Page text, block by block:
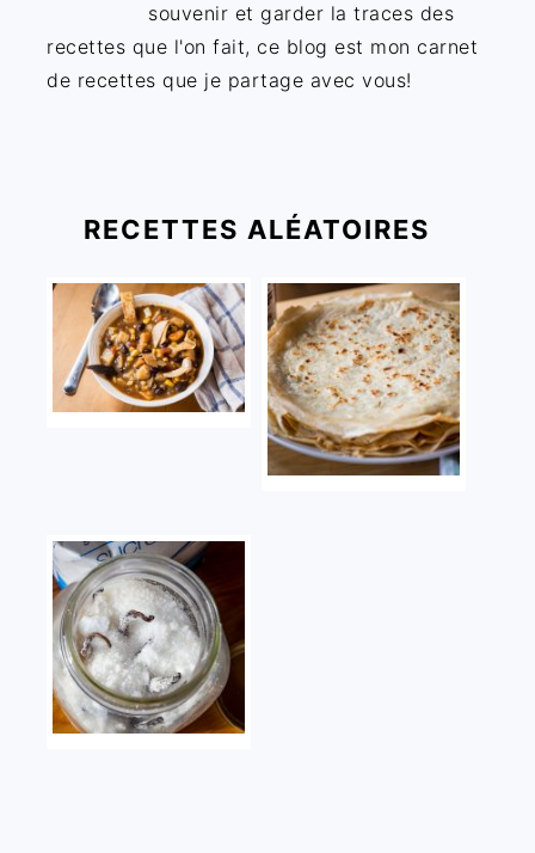
souvenir et garder la traces des
recettes que l'on fait, ce blog est mon carnet
de recettes que je partage avec vous!
RECETTES ALÉATOIRES